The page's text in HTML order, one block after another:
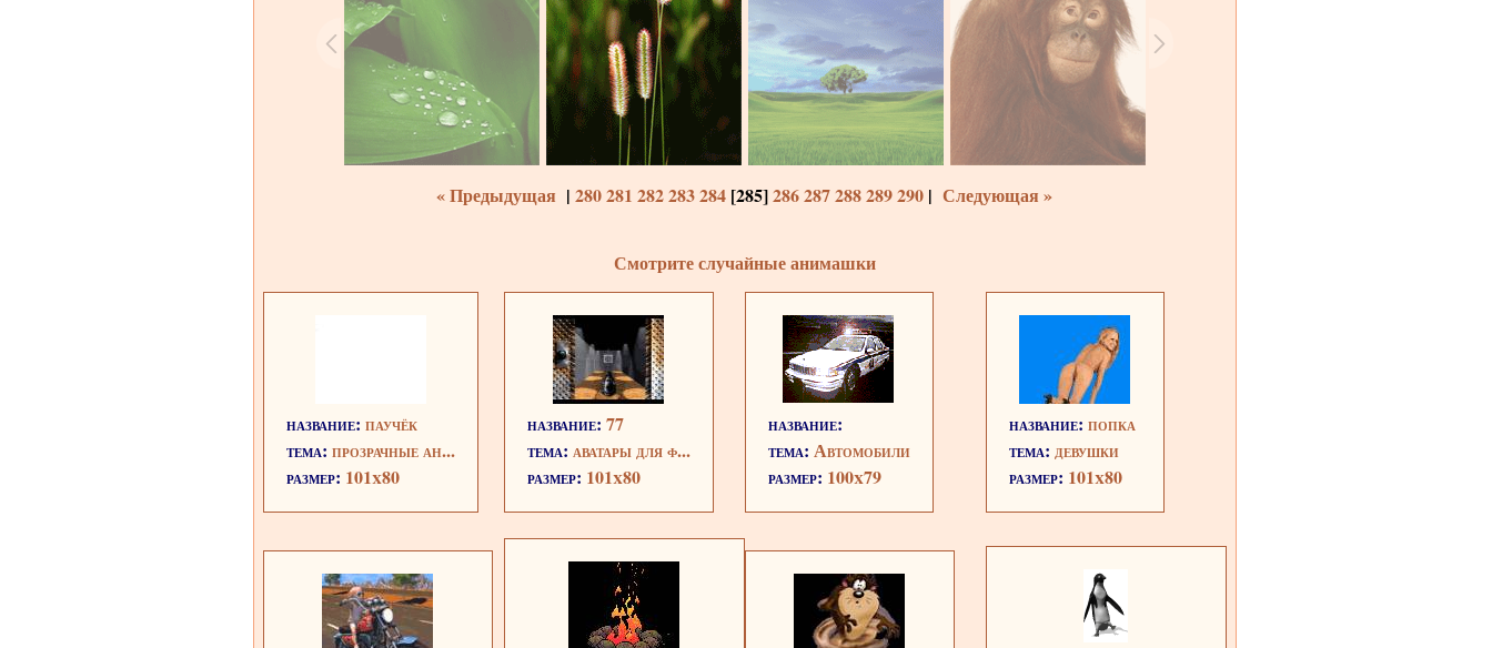
« Предыдущая | 280281 282283284 [285]286287288289290 | Следующая »
Смотрите случайные анимашки
название: паучёк
тема: прозрачные ан...
размер: 101x80
название: 77
тема: аватары для ф...
размер: 101x80
название:
тема: Автомобили
размер: 100x79
название: попка
тема: девушки
размер: 101x80